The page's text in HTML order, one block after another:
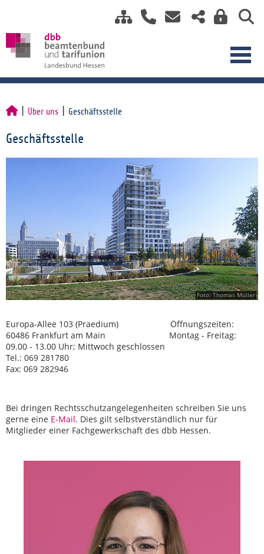
Über uns Geschäftsstelle
Geschäftsstelle
Foto: Thomas Müller
Europa-Allee 103 (Praedium) Öffnungszeiten:
60486 Frankfurt am Main Montag - Freitag:
09.00 - 13.00 Uhr; Mittwoch geschlossen
Tel.: 069 281780
Fax: 069 282946
Bei dringen Rechtsschutzangelegenheiten schreiben Sie uns
gerne eine E-Mail. Dies gilt selbstverständlich nur für
Mitglieder einer Fachgewerkschaft des dbb Hessen.